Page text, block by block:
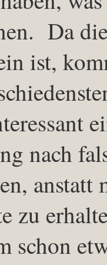
Da
ist,
nach
anstatt
zu
schon